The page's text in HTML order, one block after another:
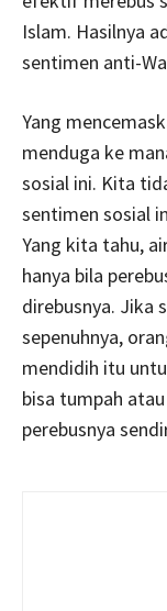
Islam. Hasilnya
sentimen anti-
Yang
menduga ke
sosial ini. Kita
sentimen sosial
Yang kita tahu,
hanya bila
direbusnya. Jika
sepenuhnya,
mendidih itu
bisa tumpah
perebusnya